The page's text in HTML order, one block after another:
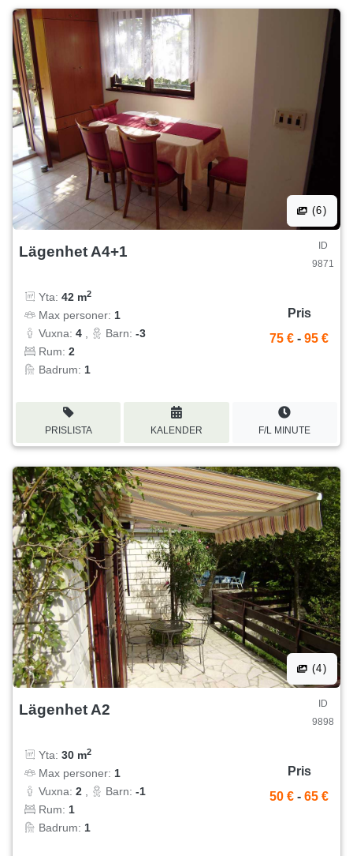
(6)
Lägenhet A4+1
ID
9871
Yta: 42 m2
Max personer: 1
Vuxna: 4 , Barn: -3
Rum: 2
Badrum: 1
Pris
75 € - 95 €
PRISLISTA KALENDER F/L MINUTE
(4)
Lägenhet A2
ID
9898
Yta: 30 m2
Max personer: 1
Vuxna: 2 , Barn: -1
Rum: 1
Badrum: 1
Pris
50 € - 65 €